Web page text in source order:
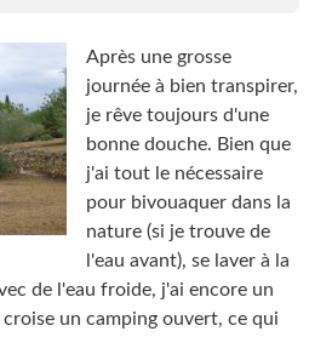
Après une grosse
journée à bien transpirer,
je rêve toujours d'une
bonne douche. Bien que
j'ai tout le nécessaire
pour bivouaquer dans la
nature (si je trouve de
l'eau avant), se laver à la
de l'eau froide, j'ai encore un
un camping ouvert, ce qui